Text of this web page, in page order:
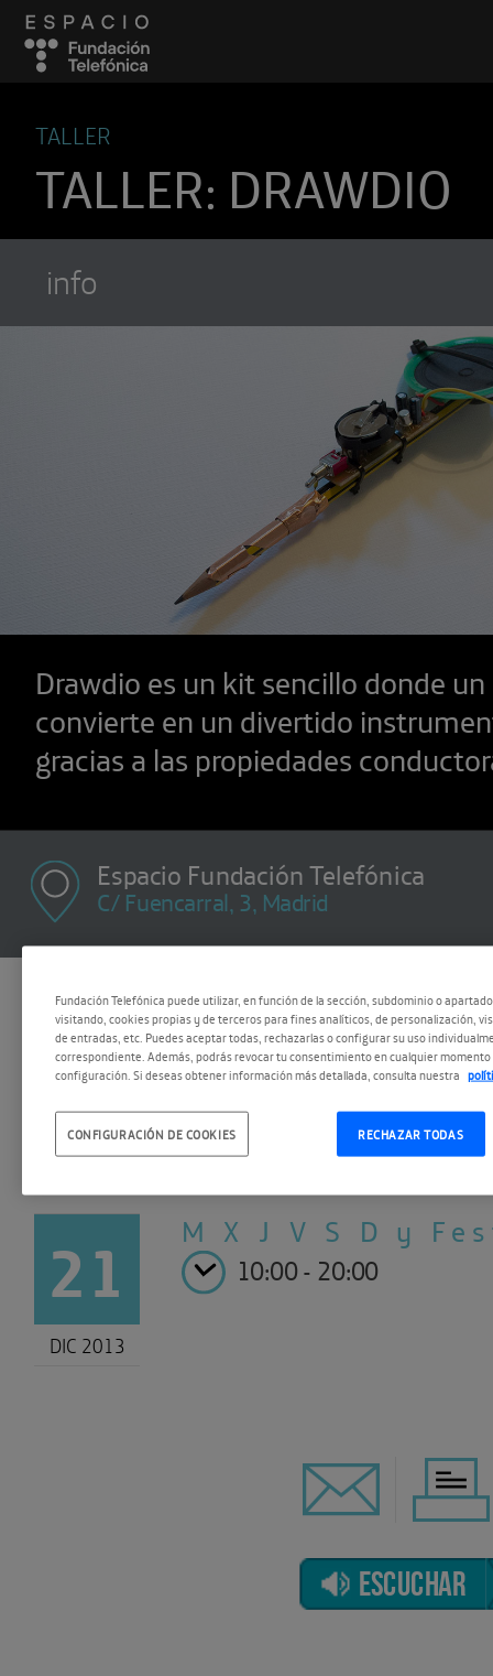
TALLER
TALLER: DRAWDIO
info
Drawdio es un kit sencillo donde un
convierte en un divertido
gracias a las propiedades
Espacio Fundación Telefónica
C/ Fuencarral, 3, Madrid
21
DIC 2013
M X J V S D y
10:00 - 20:00
ESCUCHAR
Fundación Telefónica puede utilizar, en función de la sección, subdominio o
visitando, cookies propias y de terceros para fines analíticos, de personalización,
de entradas, etc. Puedes aceptar todas, rechazarlas o configurar su uso
correspondiente. Además, podrás revocar tu consentimiento en cualquier momento
configuración. Si deseas obtener información más detallada, consulta nuestra
RECHAZAR TODAS
CONFIGURACIÓN DE COOKIES